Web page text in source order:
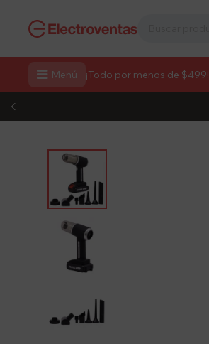
 Menú ¡Todo por menos de $499!